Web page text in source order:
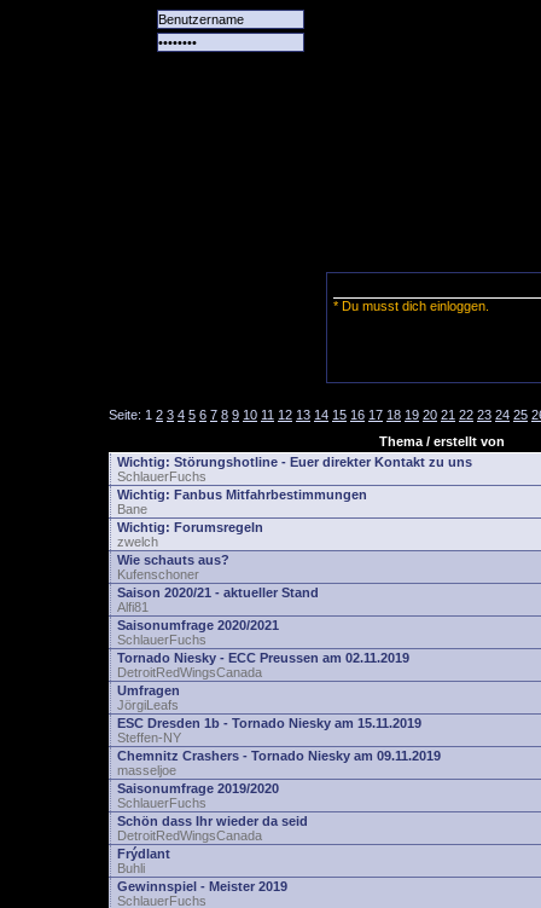
* Du musst dich einloggen.
Seite: 1 2 3 4 5 6 7 8 9 10 11 12 13 14 15 16 17 18 19 20 21 22 23 24 25
Thema / erstellt von
Wichtig: Störungshotline - Euer direkter Kontakt zu uns
SchlauerFuchs
Wichtig: Fanbus Mitfahrbestimmungen
Bane
Wichtig: Forumsregeln
zwelch
Wie schauts aus?
Kufenschoner
Saison 2020/21 - aktueller Stand
Alfi81
Saisonumfrage 2020/2021
SchlauerFuchs
Tornado Niesky - ECC Preussen am 02.11.2019
DetroitRedWingsCanada
Umfragen
JörgiLeafs
ESC Dresden 1b - Tornado Niesky am 15.11.2019
Steffen-NY
Chemnitz Crashers - Tornado Niesky am 09.11.2019
masseljoe
Saisonumfrage 2019/2020
SchlauerFuchs
Schön dass Ihr wieder da seid
DetroitRedWingsCanada
Frýdlant
Buhli
Gewinnspiel - Meister 2019
SchlauerFuchs